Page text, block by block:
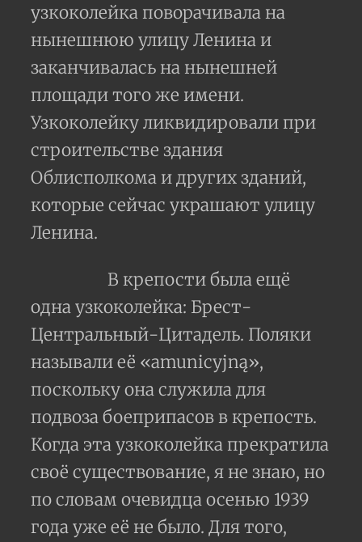
узкоколейка поворачивала на
нынешнюю улицу Ленина и
заканчивалась на нынешней
площади того же имени.
Узкоколейку ликвидировали при
строительстве здания
Облисполкома и других зданий,
которые сейчас украшают улицу
Ленина.
В крепости была ещё
одна узкоколейка: Брест-
Центральный-Цитадель. Поляки
называли её «amunicyjną»,
поскольку она служила для
подвоза боеприпасов в крепость.
Когда эта узкоколейка прекратила
своё существование, я не знаю, но
по словам очевидца осенью 1939
года уже её не было. Для того,